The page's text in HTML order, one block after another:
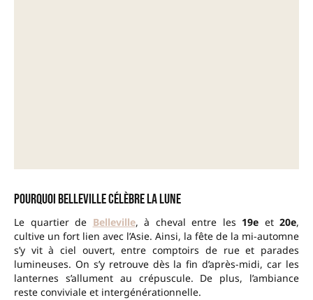
Pourquoi Belleville célèbre la lune
Le quartier de Belleville, à cheval entre les 19e et 20e,
cultive un fort lien avec l’Asie. Ainsi, la fête de la mi-automne
s’y vit à ciel ouvert, entre comptoirs de rue et parades
lumineuses. On s’y retrouve dès la fin d’après-midi, car les
lanternes s’allument au crépuscule. De plus, l’ambiance
reste conviviale et intergénérationnelle.